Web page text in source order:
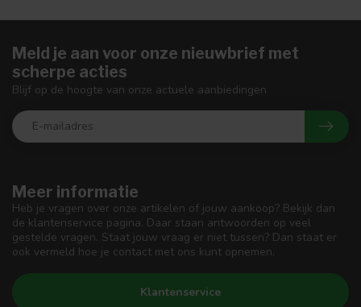
Meer informatie
Heb je vragen over onze artikelen of jouw aankoop? Bekijk dan
de klantenservice pagina. Daar staan antwoorden op veel
gestelde vragen. Staat jouw vraag er niet tussen? Dan staat er
ook vermeld hoe je contact met ons kunt opnemen.
Klantenservice
Meld je aan voor onze nieuwbrief met
scherpe acties
Blijf op de hoogte van onze actuele aanbiedingen